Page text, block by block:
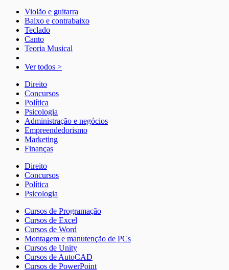
Violão e guitarra
Baixo e contrabaixo
Teclado
Canto
Teoria Musical
Ver todos >
Direito
Concursos
Política
Psicologia
Administração e negócios
Empreendedorismo
Marketing
Finanças
Direito
Concursos
Política
Psicologia
Cursos de Programação
Cursos de Excel
Cursos de Word
Montagem e manutenção de PCs
Cursos de Unity
Cursos de AutoCAD
Cursos de PowerPoint